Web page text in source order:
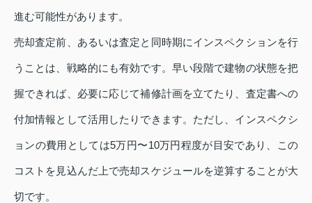
進む可能性があります。
売却査定前、あるいは査定と同時期にインスペクションを行
うことは、戦略的にも有効です。早い段階で建物の状態を把
握できれば、必要に応じて補修計画を立てたり、査定書への
付加情報として活用したりできます。ただし、インスペクシ
ョンの費用としては5万円〜10万円程度が目安であり、この
コストを見込んだ上で売却スケジュールを逆算することが大
切です。